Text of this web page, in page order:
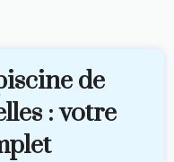
de
: votre